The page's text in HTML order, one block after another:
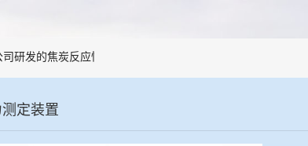
发的焦炭反应性制样系统，全部制样过程机械化操作，没有
定装置